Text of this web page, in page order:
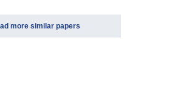
more similar papers